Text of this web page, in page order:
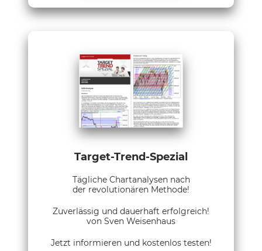
Target-Trend-Spezial
Tägliche Chartanalysen nach
der revolutionären Methode!
Zuverlässig und dauerhaft erfolgreich!
von Sven Weisenhaus
Jetzt informieren und kostenlos testen!